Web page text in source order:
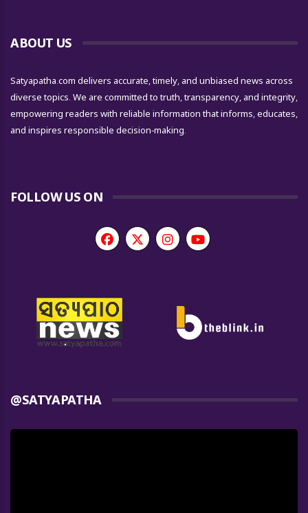
ABOUT US
Satyapatha.com delivers accurate, timely, and unbiased news across
diverse topics. We are committed to truth, transparency, and integrity,
empowering readers with reliable information that informs, educates,
and inspires responsible decision-making.
FOLLOW US ON
@SATYAPATHA